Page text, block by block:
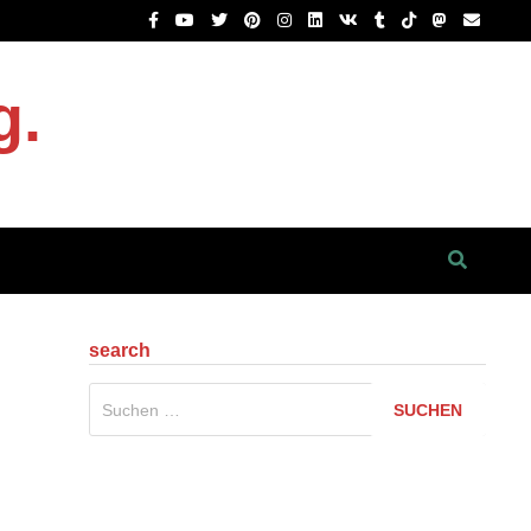
search
Suchen
nach: